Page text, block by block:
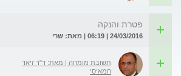
פטרת והנקה
24/03/2016 | 06:19 | מאת: שרי
תשובת מומחה | מאת: ד"ר זיאד
חמאיסי